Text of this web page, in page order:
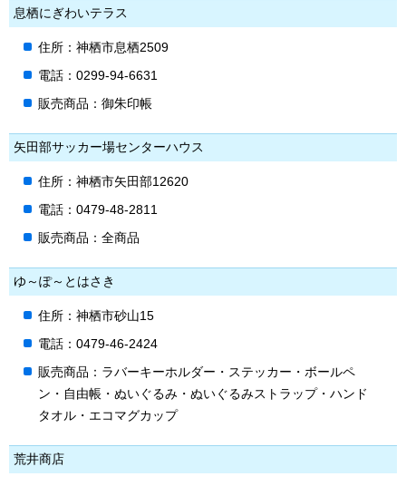
息栖にぎわいテラス
住所：神栖市息栖2509
電話：0299-94-6631
販売商品：御朱印帳
矢田部サッカー場センターハウス
住所：神栖市矢田部12620
電話：0479-48-2811
販売商品：全商品
ゆ～ぽ～とはさき
住所：神栖市砂山15
電話：0479-46-2424
販売商品：ラバーキーホルダー・ステッカー・ボールペ
ン・自由帳・ぬいぐるみ・ぬいぐるみストラップ・ハンド
タオル・エコマグカップ
荒井商店